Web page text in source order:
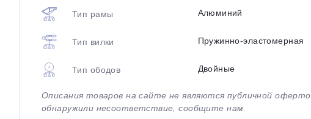
Тип рамы Алюминий
Тип вилки Пружинно-эластомерная
Тип ободов Двойные
Описания товаров на сайте не являются публичной
обнаружили несоответствие, сообщите нам.